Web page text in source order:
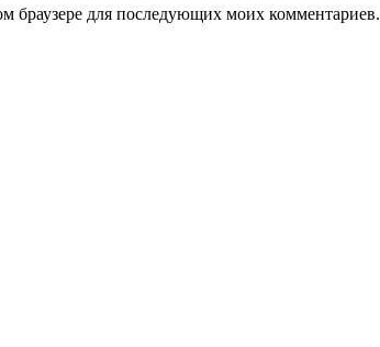
браузере для последующих моих комментариев.